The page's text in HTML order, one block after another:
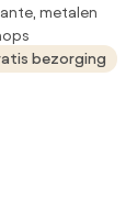
- zand doek
metalen
bezorging